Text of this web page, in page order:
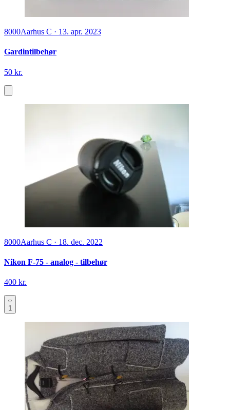
8000Aarhus C · 13. apr. 2023
Gardintilbehør
50 kr.
8000Aarhus C · 18. dec. 2022
Nikon F-75 - analog - tilbehør
400 kr.
1